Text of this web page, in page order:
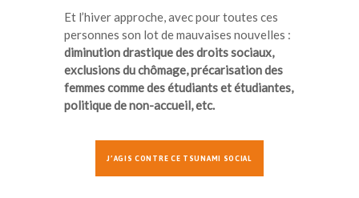
Et l’hiver approche, avec pour toutes ces
personnes son lot de mauvaises nouvelles :
diminution drastique des droits sociaux,
exclusions du chômage, précarisation des
femmes comme des étudiants et étudiantes,
politique de non-accueil, etc.
J’AGIS CONTRE CE TSUNAMI SOCIAL